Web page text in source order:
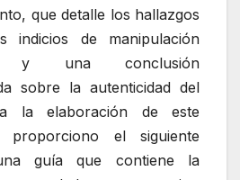
que detalle los hallazgos
indicios de manipulación
y una conclusión
sobre la autenticidad del
la elaboración de este
el siguiente
guía que contiene la